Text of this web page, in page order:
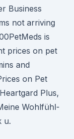
Business
not arriving
is
prices on pet
and
on Pet
Plus,
Wohlfühl-
u.